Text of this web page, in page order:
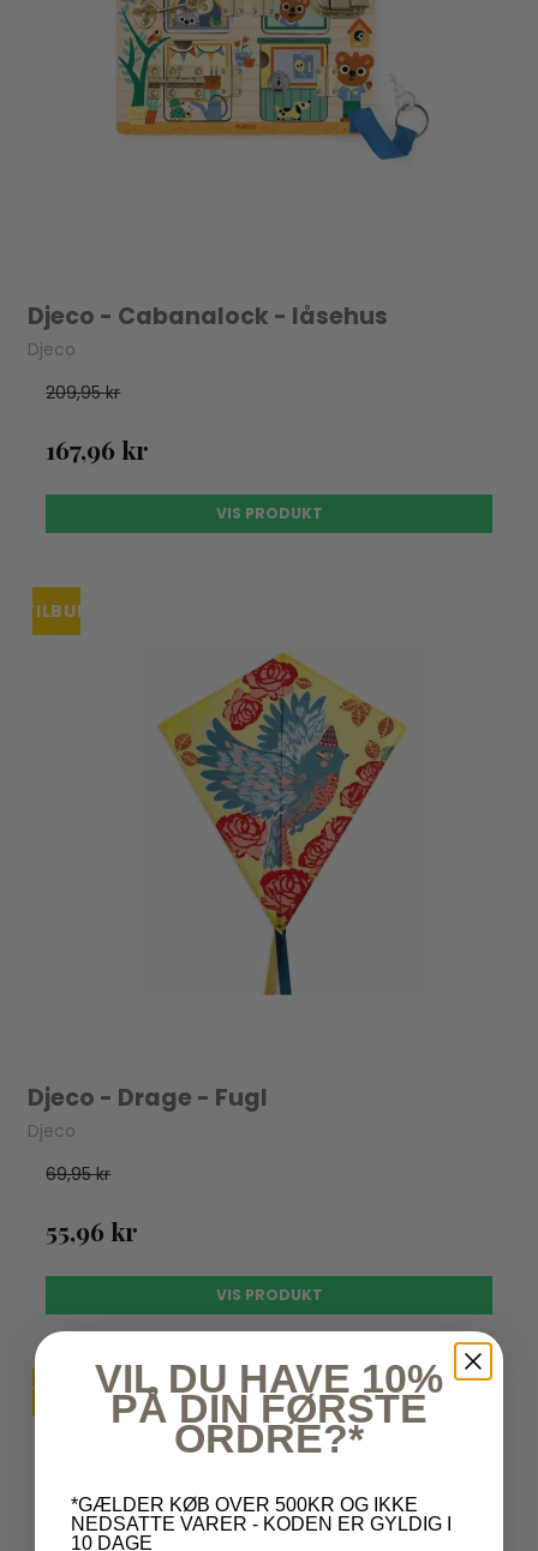
Djeco - Cabanalock - låsehus
Djeco
209,95 kr
167,96 kr
VIS PRODUKT
TILBUD
Djeco - Drage - Fugl
Djeco
69,95 kr
55,96 kr
VIS PRODUKT
TILBUDUDSOLGT
VIL DU HAVE 10%
PÅ DIN FØRSTE
ORDRE?*
*GÆLDER KØB OVER 500KR OG IKKE
NEDSATTE VARER - KODEN ER GYLDIG I
10 DAGE